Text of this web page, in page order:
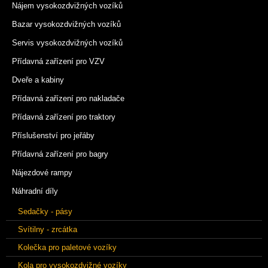
Nájem vysokozdvižných vozíků
Bazar vysokozdvižných vozíků
Servis vysokozdvižných vozíků
Přídavná zařízení pro VZV
Dveře a kabiny
Přídavná zařízení pro nakladače
Přídavná zařízení pro traktory
Příslušenství pro jeřáby
Přídavná zařízení pro bagry
Nájezdové rampy
Náhradní díly
Sedačky - pásy
Svítilny - zrcátka
Kolečka pro paletové vozíky
Kola pro vysokozdvižné vozíky